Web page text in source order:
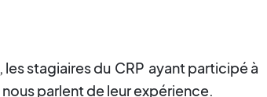
les stagiaires du CRP ayant participé à
parlent de leur expérience.